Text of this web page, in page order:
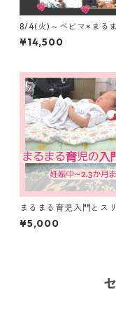
8/4(火)～ベビマ×まる
児オンライン3回コー
ル、毎回録画、スリング
¥14,500
まるまる育児入門とス
事前動画 産後のLINEフ
ー1か月
¥5,000